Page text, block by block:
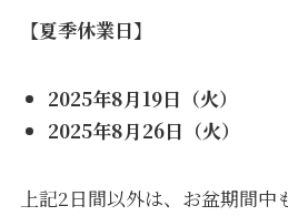
【夏季休業日】
2025年8月19日（火）
2025年8月26日（火）
上記2日間以外は、お盆期間